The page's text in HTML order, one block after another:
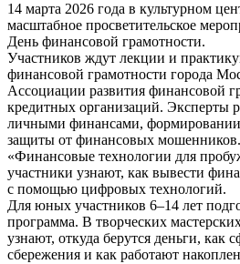
14 марта 2026 года в культурном
масштабное просветительское
День финансовой грамотности.
Участников ждут лекции и
финансовой грамотности города
Ассоциации развития финансовой
кредитных организаций. Эксперты
личными финансами, формировании
защиты от финансовых
«Финансовые технологии для
участники узнают, как вывести
с помощью цифровых технологий.
Для юных участников 6–14 лет
программа. В творческих
узнают, откуда берутся деньги, как
сбережения и как работают